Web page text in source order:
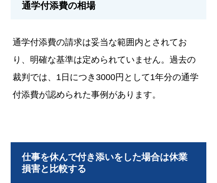
通学付添費の相場
通学付添費の請求は妥当な範囲内とされてお
り、明確な基準は定められていません。過去の
裁判では、1日につき3000円として1年分の通学
付添費が認められた事例があります。
仕事を休んで付き添いをした場合は休業
損害と比較する